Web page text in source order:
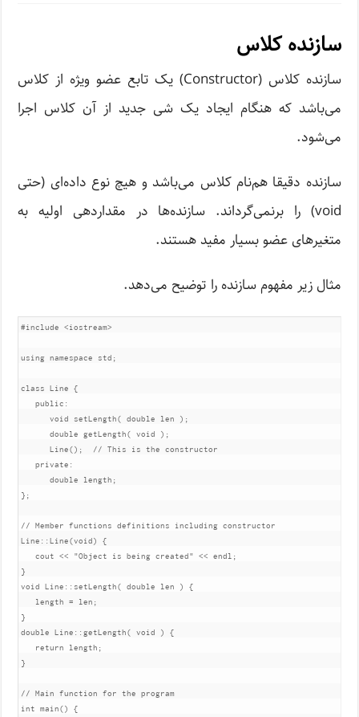
سازنده کلاس
سازنده کلاس (Constructor) یک تابع عضو ویژه از کلاس
می‌باشد که هنگام ایجاد یک شی جدید از آن کلاس اجرا
می‌شود.
سازنده دقیقا هم‌نام کلاس می‌باشد و هیچ نوع داده‌ای (حتی
void) را برنمی‌گرداند. سازنده‌ها در مقداردهی اولیه به
متغیرهای عضو بسیار مفید هستند.
مثال زیر مفهوم سازنده را توضیح می‌دهد.
#include <iostream>
using namespace std ;
class Line
{
public :
void
setLength( double len );
double
getLength( void
);
Line();
// This is the constructor
private :
double
length ;
};
// Member functions definitions including constructor
Line ::Line(void)
{
   cout
<< "Object is being created" << endl ;
}
void
Line :: setLength( double len )
{
   length
= len ;
}
double
Line ::getLength( void )
{
return
length ;
}
// Main function for the program
int
main()
{